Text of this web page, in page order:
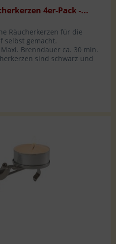
4er-Pack -...
Räucherkerzen für die
selbst gemacht.
Brenndauer ca. 30 min.
sind schwarz und